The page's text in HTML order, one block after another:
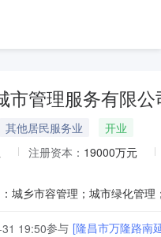
市管理服务有限公
其他居民服务业
开业
注册资本： 19000万元
19:50参与 [隆昌市万隆路南